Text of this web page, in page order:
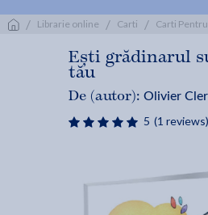
/ Librarie online / Carti / Carti
Ești grădinarul
tău
De (autor): Olivier
5 (1 reviews)